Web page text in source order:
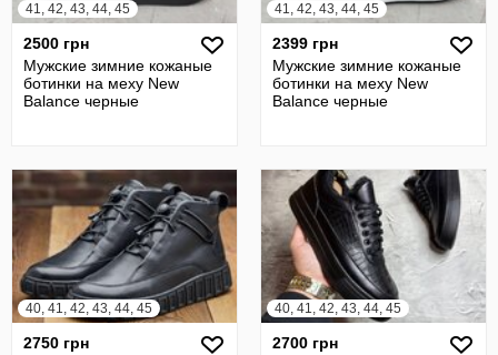
41, 42, 43, 44, 45
2500 грн
Мужские зимние кожаные
ботинки на меху New
Balance черные
41, 42, 43, 44, 45
2399 грн
Мужские зимние кожаные
ботинки на меху New
Balance черные
40, 41, 42, 43, 44, 45
2750 грн
40, 41, 42, 43, 44, 45
2700 грн